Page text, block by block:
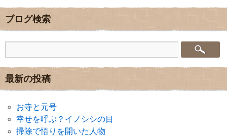
ブログ検索
最新の投稿
お寺と元号
幸せを呼ぶ？イノシシの目
掃除で悟りを開いた人物